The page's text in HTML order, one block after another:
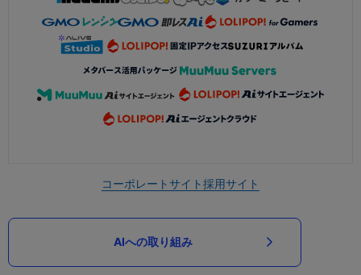
コーポレートサイト採用サイト
AIへの取り組み